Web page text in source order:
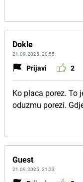
Dokle
21.09.2025. 20:55
Prijavi 2
Ko placa porez. To
oduzmu porezi.
Guest
21.09.2025. 21:23